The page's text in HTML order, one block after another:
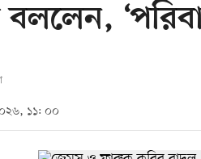
১১: ০০